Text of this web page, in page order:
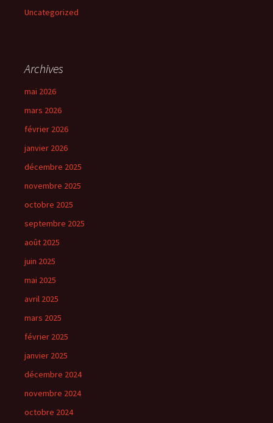
Uncategorized
Archives
mai 2026
mars 2026
février 2026
janvier 2026
décembre 2025
novembre 2025
octobre 2025
septembre 2025
août 2025
juin 2025
mai 2025
avril 2025
mars 2025
février 2025
janvier 2025
décembre 2024
novembre 2024
octobre 2024